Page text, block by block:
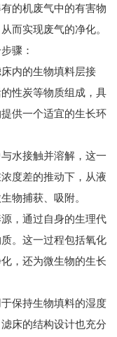
的机废气中的有害物
而实现废气的净化。
骤：
内的生物填料层接
性炭等物质组成，具
供一个适宜的生长环
水接触并溶解，这一
度差的推动下，从液
物捕获、吸附。
，通过自身的生理代
。这一过程包括氧化
，还为微生物的生长
保持生物填料的湿度
床的结构设计也充分